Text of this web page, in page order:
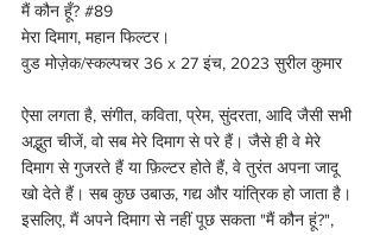
मैं कौन हूँ? #89
मेरा दिमाग, महान फिल्टर।
वुड मोज़ेक/स्कल्पचर 36 x 27 इंच, 2023 सुरील कुमार
ऐसा लगता है, संगीत, कविता, प्रेम, सुंदरता, आदि जैसी सभी
अद्भुत चीजें, वो सब मेरे दिमाग से परे हैं। जैसे ही वे मेरे
दिमाग से गुजरते हैं या फ़िल्टर होते हैं, वे तुरंत अपना जादू
खो देते हैं। सब कुछ उबाऊ, गद्य और यांत्रिक हो जाता है।
इसलिए, मैं अपने दिमाग से नहीं पूछ सकता "मैं कौन हूं?",